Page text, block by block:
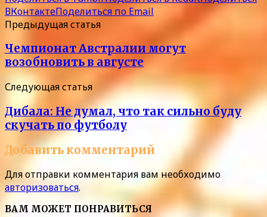
ВКонтактеПоделиться по Email
Предыдущая статья
Чемпионат Австралии могут
возобновить в августе
Следующая статья
Дибала: Не думал, что так сильно буду
скучать по футболу
Добавить комментарий
Для отправки комментария вам необходимо
авторизоваться.
ВАМ МОЖЕТ ПОНРАВИТЬСЯ